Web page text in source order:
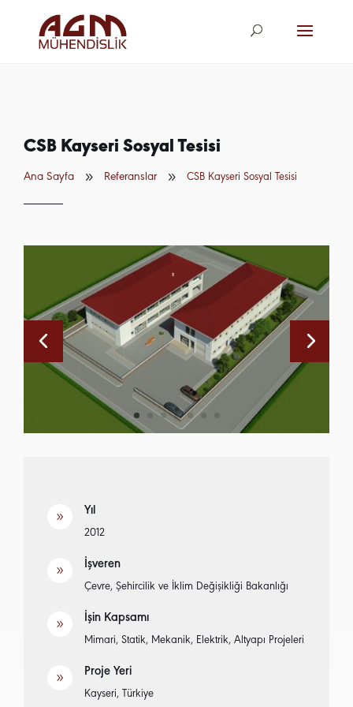
agm@agm.com.
tr
CSB Kayseri Sosyal Tesisi
Ana Sayfa 9 Referanslar 9 CSB Kayseri Sosyal Tesisi
9 Yıl
2012
9 İşveren
Çevre, Şehircilik ve İklim Değişikliği Bakanlığı
9 İşin Kapsamı
Mimari, Statik, Mekanik, Elektrik, Altyapı Projeleri
9 Proje Yeri
Kayseri, Türkiye